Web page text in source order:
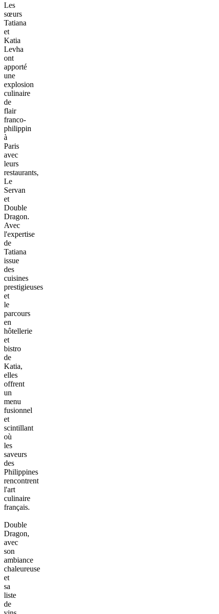
Les
sœurs
Tatiana
et
Katia
Levha
ont
apporté
une
explosion
culinaire
de
flair
franco-
philippin
à
Paris
avec
leurs
restaurants,
Le
Servan
et
Double
Dragon.
Avec
l'expertise
de
Tatiana
issue
des
cuisines
prestigieuses
et
le
parcours
en
hôtellerie
et
bistro
de
Katia,
elles
offrent
un
menu
fusionnel
et
scintillant
où
les
saveurs
des
Philippines
rencontrent
l'art
culinaire
français.
Double
Dragon,
avec
son
ambiance
chaleureuse
et
sa
liste
de